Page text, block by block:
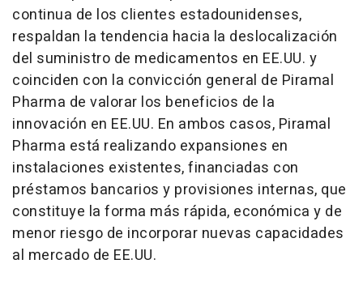
continua de los clientes estadounidenses,
respaldan la tendencia hacia la deslocalización
del suministro de medicamentos en EE.UU. y
coinciden con la convicción general de Piramal
Pharma de valorar los beneficios de la
innovación en EE.UU. En ambos casos, Piramal
Pharma está realizando expansiones en
instalaciones existentes, financiadas con
préstamos bancarios y provisiones internas, que
constituye la forma más rápida, económica y de
menor riesgo de incorporar nuevas capacidades
al mercado de EE.UU.